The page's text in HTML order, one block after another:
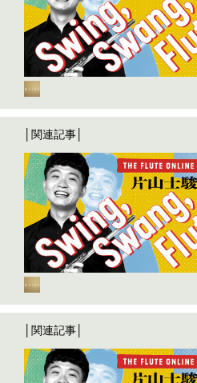
│関連記事│
│関連記事│